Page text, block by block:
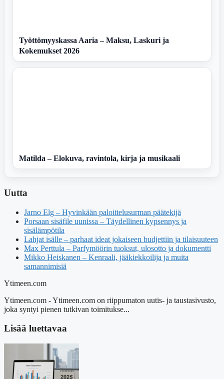
Työttömyyskassa Aaria – Maksu, Laskuri ja
Kokemukset 2026
Matilda – Elokuva, ravintola, kirja ja musikaali
Uutta
Jarno Elg – Hyvinkään paloittelusurman päätekijä
Porsaan sisäfile uunissa – Täydellinen kypsennys ja
sisälämpötila
Lahjat isälle – parhaat ideat jokaiseen budjettiin ja tilaisuuteen
Max Perttula – Parfymöörin tuoksut, ulosotto ja dokumentti
Mikko Heiskanen – Kenraali, jääkiekkoilija ja muita
samannimisiä
Ytimeen.com
Ytimeen.com - Ytimeen.com on riippumaton uutis- ja taustasivusto,
joka syntyi pienen tutkivan toimitukse...
Lisää luettavaa